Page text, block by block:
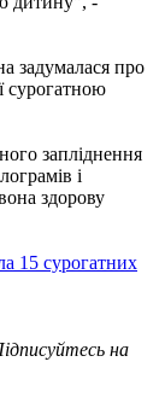
задумалася про
сурогатною
запліднення
і
здорову
15 сурогатних
на